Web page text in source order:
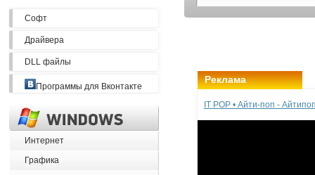
Софт
Драйвера
DLL файлы
Программы для Вконтакте
Интернет
Графика
Реклама
IT POP • Айти-поп -